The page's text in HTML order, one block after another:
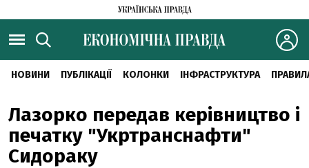
НОВИНИ ПУБЛІКАЦІЇ КОЛОНКИ ІНФРАСТРУКТУРА
Лазорко передав керівництво і
печатку "Укртранснафти"
Сидораку